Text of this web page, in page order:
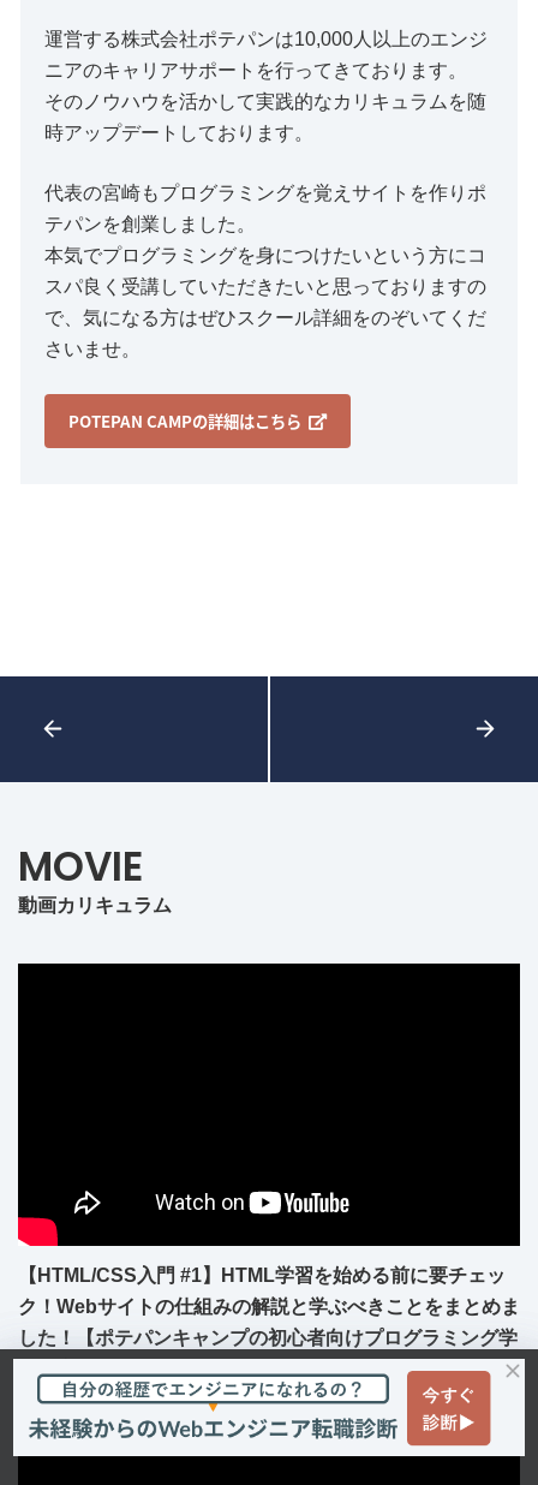
運営する株式会社ポテパンは10,000人以上のエンジ
ニアのキャリアサポートを行ってきております。
そのノウハウを活かして実践的なカリキュラムを随
時アップデートしております。
代表の宮崎もプログラミングを覚えサイトを作りポ
テパンを創業しました。
本気でプログラミングを身につけたいという方にコ
スパ良く受講していただきたいと思っておりますの
で、気になる方はぜひスクール詳細をのぞいてくだ
さいませ。
POTEPAN CAMPの詳細はこちら
MOVIE
動画カリキュラム
【HTML/CSS入門 #1】HTML学習を始める前に要チェッ
ク！Webサイトの仕組みの解説と学ぶべきことをまとめま
した！【ポテパンキャンプの初心者向けプログラミング学
習講座】